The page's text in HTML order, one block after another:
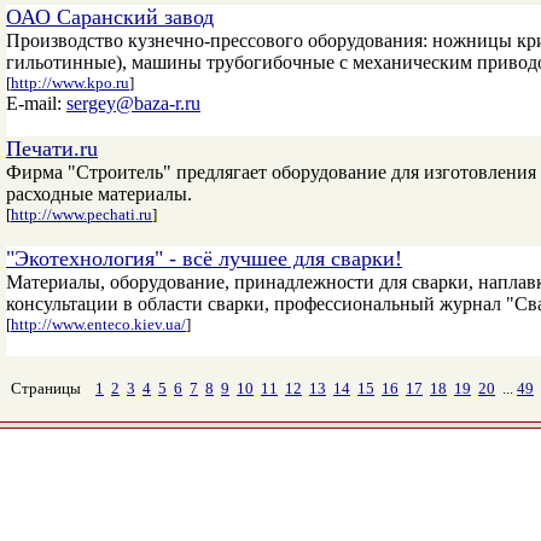
ОАО Саранский завод
Производство кузнечно-прессового оборудования:
гильотинные), машины трубогибочные с механическим
[http://www.kpo.ru]
E-mail: sergey@baza-r.ru
Печати.ru
Фирма "Строитель" предлягает оборудование для
расходные материалы.
[http://www.pechati.ru]
"Экотехнология" - всё лучшее для сварки!
Материалы, оборудование, принадлежности для сварки,
консультации в области сварки, профессиональный журнал
[http://www.enteco.kiev.ua/]
Страницы 1 2 3 4 5 6 7 8 9 10 11 12 13 14 15 16 17 18 19 20 ... 49